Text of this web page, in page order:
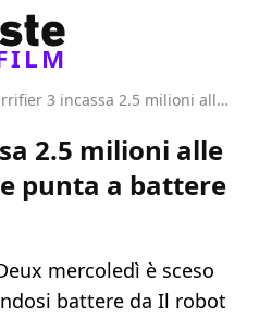
Terrifier 3 incassa 2.5 milioni alle anteprime USA e punta a battere Joker 2
2.5 milioni alle
punta a battere
mercoledì è sceso
battere da Il robot